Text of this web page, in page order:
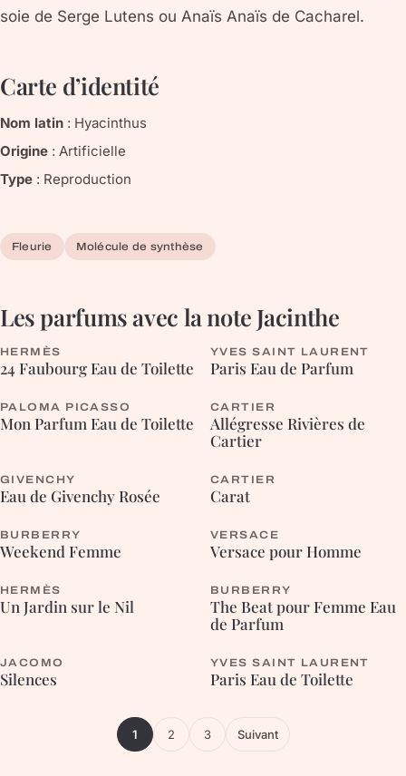
soie de Serge Lutens ou Anaïs Anaïs de Cacharel.
Carte d’identité
Nom latin : Hyacinthus
Origine : Artificielle
Type : Reproduction
Fleurie Molécule de synthèse
Les parfums avec la note Jacinthe
HERMÈS
24 Faubourg Eau de Toilette
YVES SAINT LAURENT
Paris Eau de Parfum
PALOMA PICASSO
Mon Parfum Eau de Toilette FLEURIE
CARTIER
Allégresse Rivières de
Cartier
FLEURIE
GIVENCHY
Eau de Givenchy Rosée FLEURIE
CARTIER
Carat
FLEURIE
BURBERRY
Weekend Femme
VERSACE
Versace pour Homme
HESPÉRIDÉE
HERMÈS
Un Jardin sur le Nil FLEURIE
BURBERRY
The Beat pour Femme Eau
de Parfum
FLEURIE
JACOMO
Silences FLEURIE
YVES SAINT LAURENT
Paris Eau de Toilette
1 2 3 Suivant